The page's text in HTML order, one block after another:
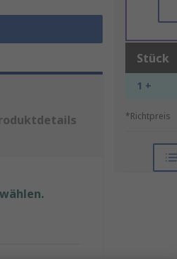
Stück
1 +
*Richtpreis